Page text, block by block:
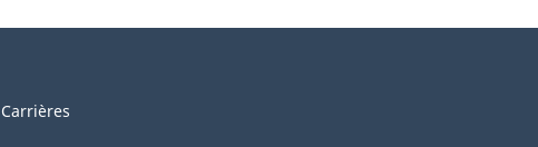
Carrières